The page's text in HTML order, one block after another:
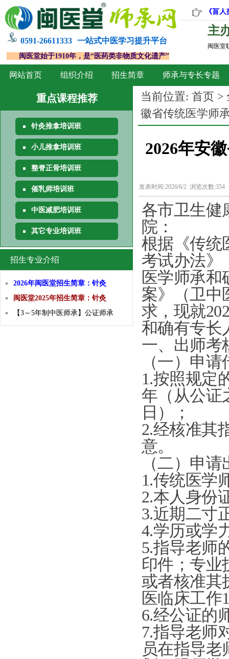
网站首页 组织介绍 招生简章 师承与专长专题
0591-26611333 一站式中医学习提升平台
闽医堂始于1910年，是“医药类非物质文化遗产”
《盲
主
闽医堂
重点课程推荐
针灸推拿培训班
小儿推拿培训班
整脊正骨培训班
催乳师培训班
中医减肥培训班
其它专业培训班
招生专业介绍
2026年闽医堂招生简章：针灸
闽医堂2025年招生简章：针灸
【3～5年制中医师承】公证师承
当前位置: 首页 >
徽省传统医学师
2026年安
发表时间:2026/6/2 浏览次数:354
各市卫生健
院：
根据《传统
考试办法》
医学师承
案》（卫中
求，现就
和确有专长
一、出师考
（一）申
1.按照规定
年（从公证
日）；
2.经核准其
意。
（二）申
1.传统医学
2.本人身份
3.近期二寸
4.学历或学
5.指导老师
印件；专业
或者核准其
医临床工作
6.经公证的
7.指导老师
员在指导老